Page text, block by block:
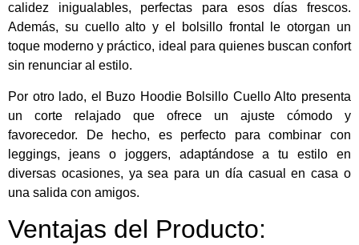
calidez inigualables, perfectas para esos días frescos.
Además, su cuello alto y el bolsillo frontal le otorgan un
toque moderno y práctico, ideal para quienes buscan confort
sin renunciar al estilo.
Por otro lado, el Buzo Hoodie Bolsillo Cuello Alto presenta
un corte relajado que ofrece un ajuste cómodo y
favorecedor. De hecho, es perfecto para combinar con
leggings, jeans o joggers, adaptándose a tu estilo en
diversas ocasiones, ya sea para un día casual en casa o
una salida con amigos.
Ventajas del Producto: